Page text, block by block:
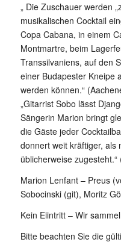
„ Die Zuschauer werden
musikalischen Cocktail
Copa Cabana, in einem
Montmartre, beim
Transsilvaniens, auf den
einer Budapester Kneipe
werden können.“
„Gitarrist Sobo lässt
Sängerin Marion bringt
die Gäste jeder
donnert weit kräftiger, als
üblicherweise
Marion Lenfant – Preus
Sobocinski (git), Moritz
Kein Eiintritt – Wir
Bitte beachten Sie die